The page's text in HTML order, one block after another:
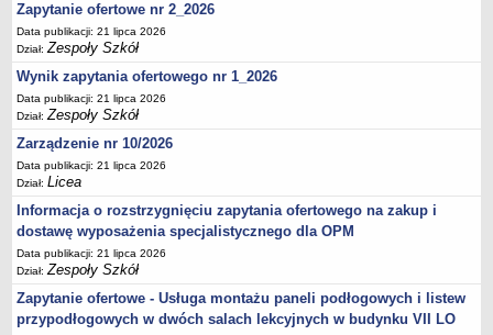
Zapytanie ofertowe nr 2_2026
Data publikacji: 21 lipca 2026
Dział:Zespoły Szkół
Wynik zapytania ofertowego nr 1_2026
Data publikacji: 21 lipca 2026
Dział:Zespoły Szkół
Zarządzenie nr 10/2026
Data publikacji: 21 lipca 2026
Dział:Licea
Informacja o rozstrzygnięciu zapytania ofertowego na zakup i
dostawę wyposażenia specjalistycznego dla OPM
Data publikacji: 21 lipca 2026
Dział:Zespoły Szkół
Zapytanie ofertowe - Usługa montażu paneli podłogowych i listew
przypodłogowych w dwóch salach lekcyjnych w budynku VII LO